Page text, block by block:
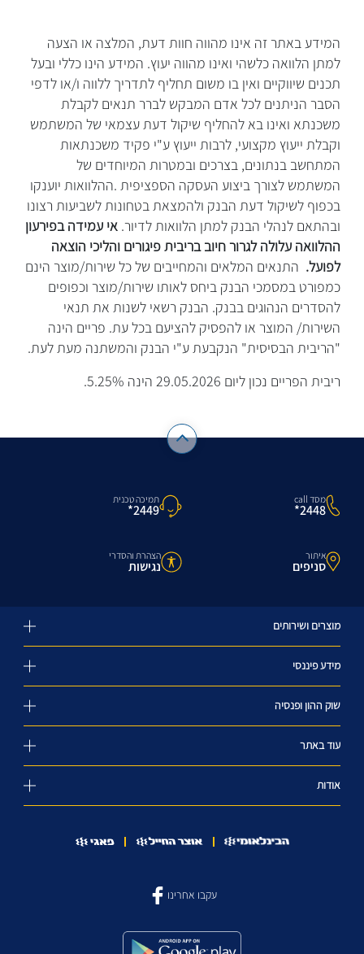
המידע באתר זה אינו מהווה חוות דעת, המלצה או הצעה
למתן הלוואה כלשהי ואינו מהווה יעוץ. המידע הינו כללי ובעל
תכנים שיווקיים ואין בו משום תחליף לתדריך ללווה ו/או לדפי
הסבר הניתנים לכל אדם המבקש לברר תנאים לקבלת
משכנתא ואינו בא להחליף שיקול דעת עצמאי של המשתמש
וקבלת ייעוץ מקצועי, לרבות ייעוץ ע"י פקיד משכנתאות
המתחשב בנתונים, בצרכים ובמטרות המיוחדים של
המשתמש לצורך ביצוע העסקה הספציפית .ההלוואות יוענקו
בכפוף לשיקול דעת הבנק ולהמצאת בטחונות לשביעות רצונו
ובהתאם לנהלי הבנק למתן הלוואות לדיור. אי עמידה בפירעון
ההלוואה עלולה לגרור חיוב בריבית פיגורים והליכי הוצאה
לפועל. התנאים המלאים והמחייבים של כל שירות/מוצר הינם
כמפורט במסמכי הבנק ביחס לאותו שירות/מוצר וכפופים
להסדרים הנהוגים בבנק. הבנק רשאי לשנות את תנאי
השירות/ המוצר או להפסיק להציעם בכל עת. פריים הינה
"הריבית הבסיסית" הנקבעת ע"י הבנק והמשתנה מעת לעת.
ריבית הפריים נכון ליום 29.05.2026 הינה 5.25%.
מסד call
2448*
תמיכה טכנית
2449*
איתור
סניפים
הצהרת והסדרי
נגישות
מוצרים ושירותים
מידע פיננסי
שוק ההון ופנסיה
עוד באתר
אודות
עקבו אחרינו